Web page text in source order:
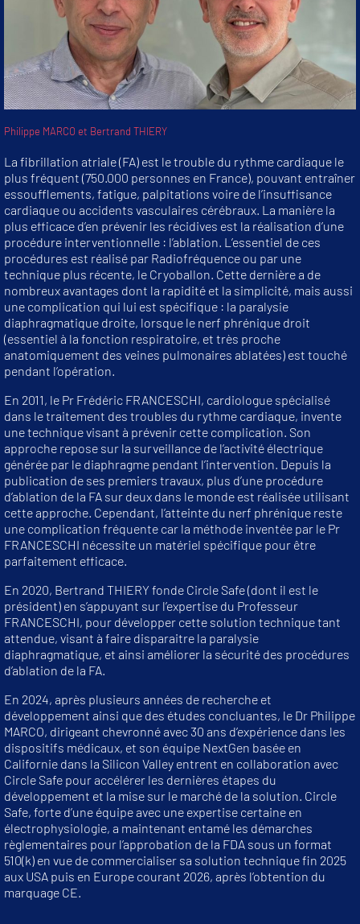
Philippe MARCO et Bertrand THIERY
La fibrillation atriale (FA) est le trouble du rythme cardiaque le
plus fréquent (750.000 personnes en France), pouvant entraîner
essoufflements, fatigue, palpitations voire de l’insuffisance
cardiaque ou accidents vasculaires cérébraux. La manière la
plus efficace d’en prévenir les récidives est la réalisation d’une
procédure interventionnelle : l’ablation. L’essentiel de ces
procédures est réalisé par Radiofréquence ou par une
technique plus récente, le Cryoballon. Cette dernière a de
nombreux avantages dont la rapidité et la simplicité, mais aussi
une complication qui lui est spécifique : la paralysie
diaphragmatique droite, lorsque le nerf phrénique droit
(essentiel à la fonction respiratoire, et très proche
anatomiquement des veines pulmonaires ablatées) est touché
pendant l’opération.
En 2011, le Pr Frédéric FRANCESCHI, cardiologue spécialisé
dans le traitement des troubles du rythme cardiaque, invente
une technique visant à prévenir cette complication. Son
approche repose sur la surveillance de l’activité électrique
générée par le diaphragme pendant l’intervention. Depuis la
publication de ses premiers travaux, plus d’une procédure
d’ablation de la FA sur deux dans le monde est réalisée utilisant
cette approche. Cependant, l’atteinte du nerf phrénique reste
une complication fréquente car la méthode inventée par le Pr
FRANCESCHI nécessite un matériel spécifique pour être
parfaitement efficace.
En 2020, Bertrand THIERY fonde Circle Safe (dont il est le
président) en s’appuyant sur l’expertise du Professeur
FRANCESCHI, pour développer cette solution technique tant
attendue, visant à faire disparaitre la paralysie
diaphragmatique, et ainsi améliorer la sécurité des procédures
d’ablation de la FA.
En 2024, après plusieurs années de recherche et
développement ainsi que des études concluantes, le Dr Philippe
MARCO, dirigeant chevronné avec 30 ans d’expérience dans les
dispositifs médicaux, et son équipe NextGen basée en
Californie dans la Silicon Valley entrent en collaboration avec
Circle Safe pour accélérer les dernières étapes du
développement et la mise sur le marché de la solution. Circle
Safe, forte d’une équipe avec une expertise certaine en
électrophysiologie, a maintenant entamé les démarches
règlementaires pour l’approbation de la FDA sous un format
510(k) en vue de commercialiser sa solution technique fin 2025
aux USA puis en Europe courant 2026, après l’obtention du
marquage CE.